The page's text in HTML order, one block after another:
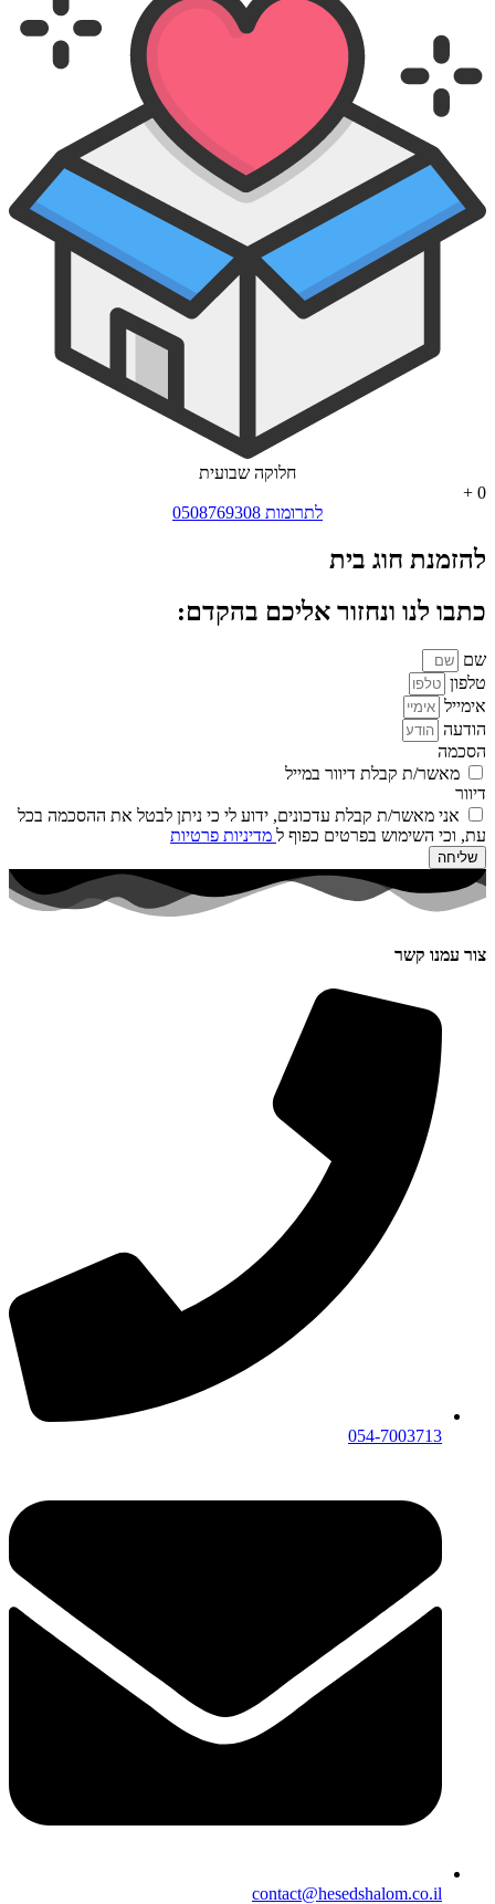
חלוקה שבועית
0
+
לתרומות 0508769308
להזמנת חוג בית
כתבו לנו ונחזור אליכם בהקדם:
שם
טלפון
אימייל
הודעה
הסכמה
מאשר/ת קבלת דיוור במייל
דיוור
אני מאשר/ת קבלת עדכונים, ידוע לי כי ניתן לבטל את ההסכמה בכל
עת, וכי השימוש בפרטים כפוף ל מדיניות פרטיות
שליחה
צור עמנו קשר
054-7003713
contact@hesedshalom.co.il